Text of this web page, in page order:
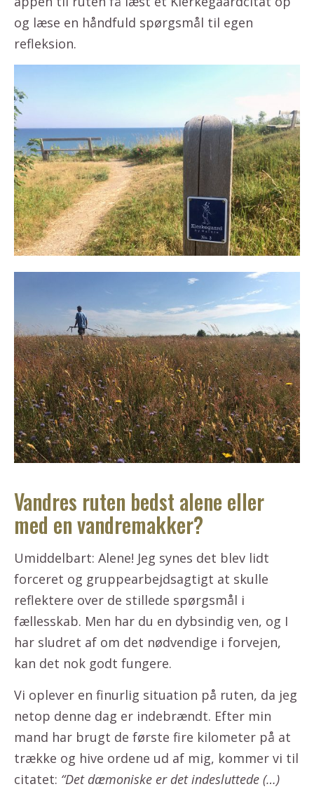
og læse en håndfuld spørgsmål til egen
refleksion.
Vandres ruten bedst alene eller
med en vandremakker?
Umiddelbart: Alene! Jeg synes det blev lidt
forceret og gruppearbejdsagtigt at skulle
reflektere over de stillede spørgsmål i
fællesskab. Men har du en dybsindig ven, og I
har sludret af om det nødvendige i forvejen,
kan det nok godt fungere.
Vi oplever en finurlig situation på ruten, da jeg
netop denne dag er indebrændt. Efter min
mand har brugt de første fire kilometer på at
trække og hive ordene ud af mig, kommer vi til
citatet: “Det dæmoniske er det indesluttede (…)